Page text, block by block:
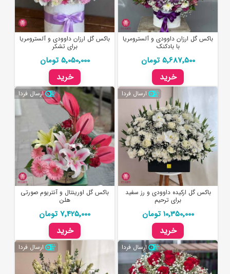
باکس گل ارزان داوودی و آلسترومریا
با بادکنک
5٬687٬500 تومان
خرید
باکس گل ارزان داوودی و آلسترومریا
برای تشکر
5٬050٬000 تومان
خرید
ارسال فردا
باکس گل ارکیده داوودی و رز سفید
برای ترحیم
10٬350٬000 تومان
خرید
ارسال فردا
باکس گل اورینتال و آنتریوم صورتی
هلن
7٬425٬000 تومان
خرید
ارسال فردا ارسال فردا